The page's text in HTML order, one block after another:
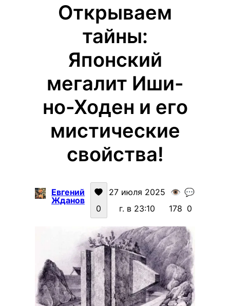
Открываем
тайны:
Японский
мегалит Иши-
но-Ходен и его
мистические
свойства!
Евгений
Жданов
0
27 июля 2025
г. в 23:10
👁️
178
💬
0